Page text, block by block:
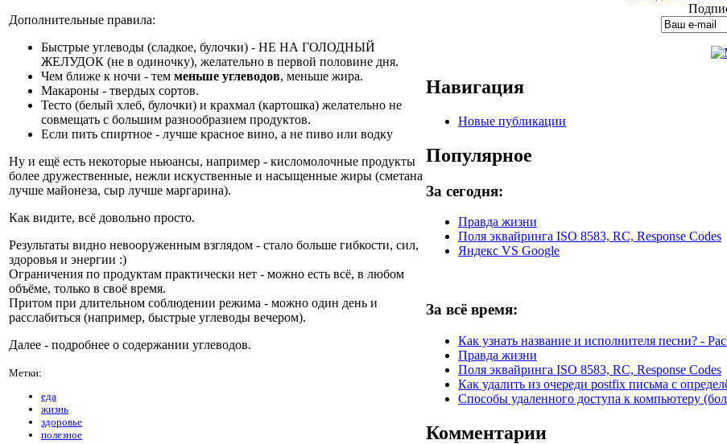
Дополнительные правила:
Быстрые углеводы (сладкое, булочки) - НЕ НА ГОЛОДНЫЙ
ЖЕЛУДОК (не в одиночку), желательно в первой половине дня.
Чем ближе к ночи - тем меньше углеводов, меньше жира.
Макароны - твердых сортов.
Тесто (белый хлеб, булочки) и крахмал (картошка) желательно не
совмещать с большим разнообразием продуктов.
Если пить спиртное - лучше красное вино, а не пиво или водку
Ну и ещё есть некоторые ньюансы, например - кисломолочные продукты
более дружественные, нежли искуственные и насыщенные жиры (сметана
лучше майонеза, сыр лучше маргарина).
Как видите, всё довольно просто.
Результаты видно невооруженным взглядом - стало больше гибкости, сил,
здоровья и энергии :)
Ограничения по продуктам практически нет - можно есть всё, в любом
объёме, только в своё время.
Притом при длительном соблюдении режима - можно один день и
расслабиться (например, быстрые углеводы вечером).
Далее - подробнее о содержании углеводов.
Метки:
еда
жизнь
здоровье
полезное
Навигация
Новые публикации
Популярное
За сегодня:
Правда жизни
Поля эквайринга ISO 8583, RC, Response Codes
Яндекс VS Google
За всё время:
Как узнать название и исполнителя песни? -
Правда жизни
Поля эквайринга ISO 8583, RC, Response Codes
Как удалить из очереди postfix письма с
Способы удаленного доступа к компьютеру
Комментарии